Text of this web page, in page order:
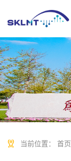
当前位置： 首页